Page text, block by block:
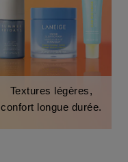
Textures légères,
confort longue durée.